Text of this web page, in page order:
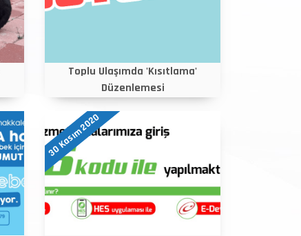
Toplu Ulaşımda 'Kısıtlama'
Düzenlemesi
30 Kasım 2020